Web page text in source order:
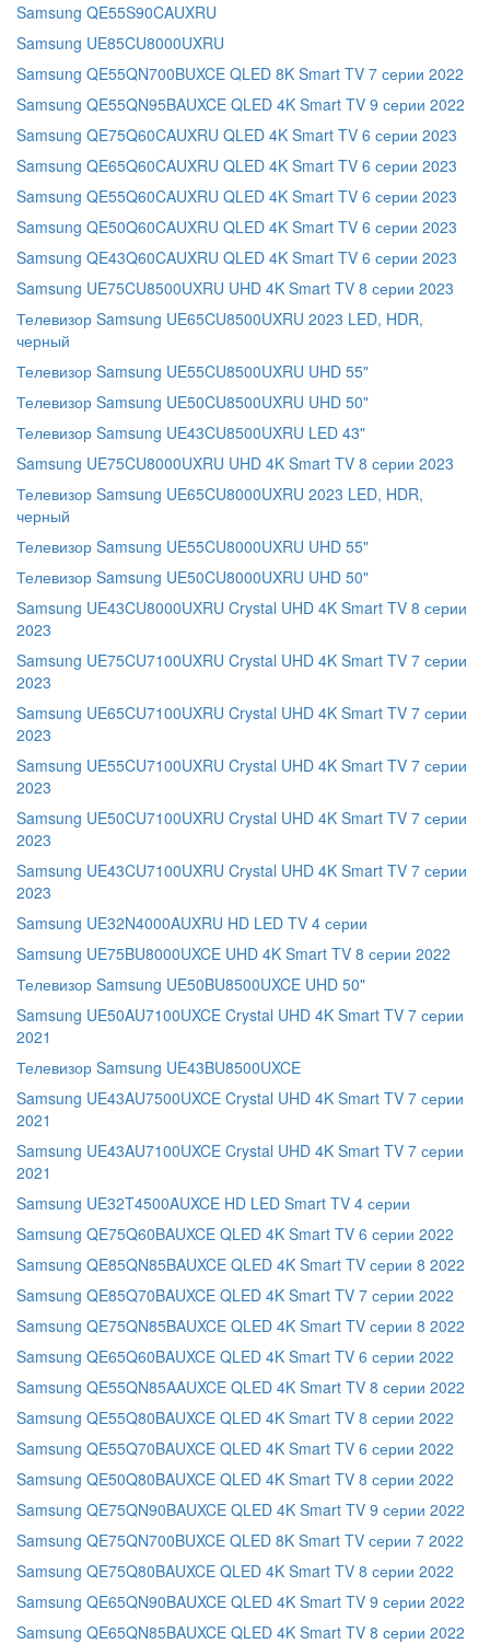
Samsung QE55S90CAUXRU
Samsung UE85CU8000UXRU
Samsung QE55QN700BUXCE QLED 8K Smart TV 7 серии 2022
Samsung QE55QN95BAUXCE QLED 4K Smart TV 9 серии 2022
Samsung QE75Q60CAUXRU QLED 4K Smart TV 6 серии 2023
Samsung QE65Q60CAUXRU QLED 4K Smart TV 6 серии 2023
Samsung QE55Q60CAUXRU QLED 4K Smart TV 6 серии 2023
Samsung QE50Q60CAUXRU QLED 4K Smart TV 6 серии 2023
Samsung QE43Q60CAUXRU QLED 4K Smart TV 6 серии 2023
Samsung UE75CU8500UXRU UHD 4K Smart TV 8 серии 2023
Телевизор Samsung UE65CU8500UXRU 2023 LED, HDR,
черный
Телевизор Samsung UE55CU8500UXRU UHD 55"
Телевизор Samsung UE50CU8500UXRU UHD 50"
Телевизор Samsung UE43CU8500UXRU LED 43"
Samsung UE75CU8000UXRU UHD 4K Smart TV 8 серии 2023
Телевизор Samsung UE65CU8000UXRU 2023 LED, HDR,
черный
Телевизор Samsung UE55CU8000UXRU UHD 55"
Телевизор Samsung UE50CU8000UXRU UHD 50"
Samsung UE43CU8000UXRU Crystal UHD 4K Smart TV 8 серии
2023
Samsung UE75CU7100UXRU Crystal UHD 4K Smart TV 7 серии
2023
Samsung UE65CU7100UXRU Crystal UHD 4K Smart TV 7 серии
2023
Samsung UE55CU7100UXRU Crystal UHD 4K Smart TV 7 серии
2023
Samsung UE50CU7100UXRU Crystal UHD 4K Smart TV 7 серии
2023
Samsung UE43CU7100UXRU Crystal UHD 4K Smart TV 7 серии
2023
Samsung UE32N4000AUXRU HD LED TV 4 серии
Samsung UE75BU8000UXCE UHD 4K Smart TV 8 серии 2022
Телевизор Samsung UE50BU8500UXCE UHD 50"
Samsung UE50AU7100UXCE Crystal UHD 4K Smart TV 7 серии
2021
Телевизор Samsung UE43BU8500UXCE
Samsung UE43AU7500UXCE Crystal UHD 4K Smart TV 7 серии
2021
Samsung UE43AU7100UXCE Crystal UHD 4K Smart TV 7 серии
2021
Samsung UE32T4500AUXCE HD LED Smart TV 4 серии
Samsung QE75Q60BAUXCE QLED 4K Smart TV 6 серии 2022
Samsung QE85QN85BAUXCE QLED 4K Smart TV серии 8 2022
Samsung QE85Q70BAUXCE QLED 4K Smart TV 7 серии 2022
Samsung QE75QN85BAUXCE QLED 4K Smart TV серии 8 2022
Samsung QE65Q60BAUXCE QLED 4K Smart TV 6 серии 2022
Samsung QE55QN85AAUXCE QLED 4K Smart TV 8 серии 2022
Samsung QE55Q80BAUXCE QLED 4K Smart TV 8 серии 2022
Samsung QE55Q70BAUXCE QLED 4K Smart TV 6 серии 2022
Samsung QE50Q80BAUXCE QLED 4K Smart TV 8 серии 2022
Samsung QE75QN90BAUXCE QLED 4K Smart TV 9 серии 2022
Samsung QE75QN700BUXCE QLED 8K Smart TV серии 7 2022
Samsung QE75Q80BAUXCE QLED 4K Smart TV 8 серии 2022
Samsung QE65QN90BAUXCE QLED 4K Smart TV 9 серии 2022
Samsung QE65QN85BAUXCE QLED 4K Smart TV 8 серии 2022